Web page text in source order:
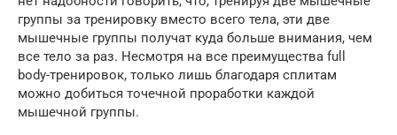
группы за тренировку вместо всего тела, эти две
мышечные группы получат куда больше внимания, чем
все тело за раз. Несмотря на все преимущества full
body-тренировок, только лишь благодаря сплитам
можно добиться точечной проработки каждой
мышечной группы.